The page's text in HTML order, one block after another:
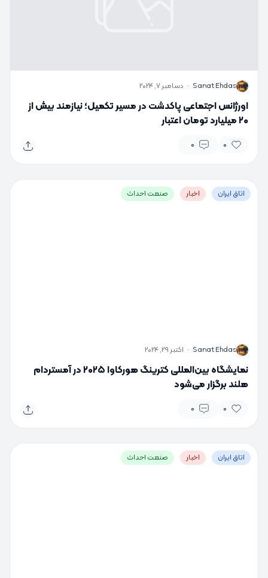
S
Sanat Ehdas
· دسامبر 7, 2024
اورژانس اجتماعی پاکدشت در مسیر تکمیل؛ نیازمند بیش از
۲۰ میلیارد تومان اعتبار
0
0
اتاق ایران اخبار صنعت احداث
S
Sanat Ehdas
· اکتبر 29, 2024
نمایشگاه بین‌المللی کترینگ هورکاوا ۲۰۲۵ در آمستردام
هلند برگزار می‌شود
0
0
اتاق ایران اخبار صنعت احداث